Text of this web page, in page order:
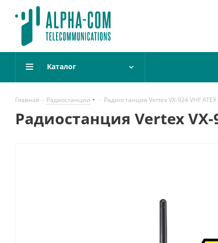
Каталог
Главная - Радиостанции - Радиостанция Vertex VX-924 VHF ATEX
Радиостанция Vertex VX-